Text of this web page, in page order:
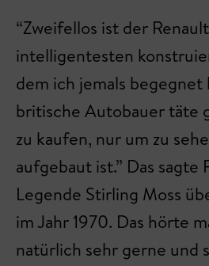
“Zweifellos ist der
intelligentesten
dem ich jemals
britische Autobauer täte
zu kaufen, nur um zu
aufgebaut ist.” Das sagte
Legende Stirling Moss
im Jahr 1970. Das hörte
natürlich sehr gerne und